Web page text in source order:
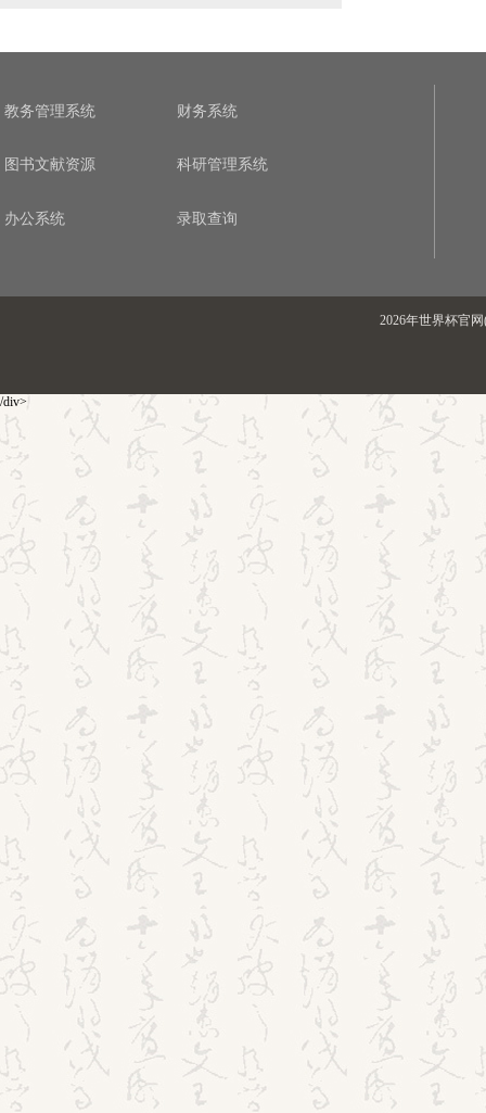
教务管理系统 财务系统
图书文献资源 科研管理系统
办公系统 录取查询
2026年世界杯官
/div>